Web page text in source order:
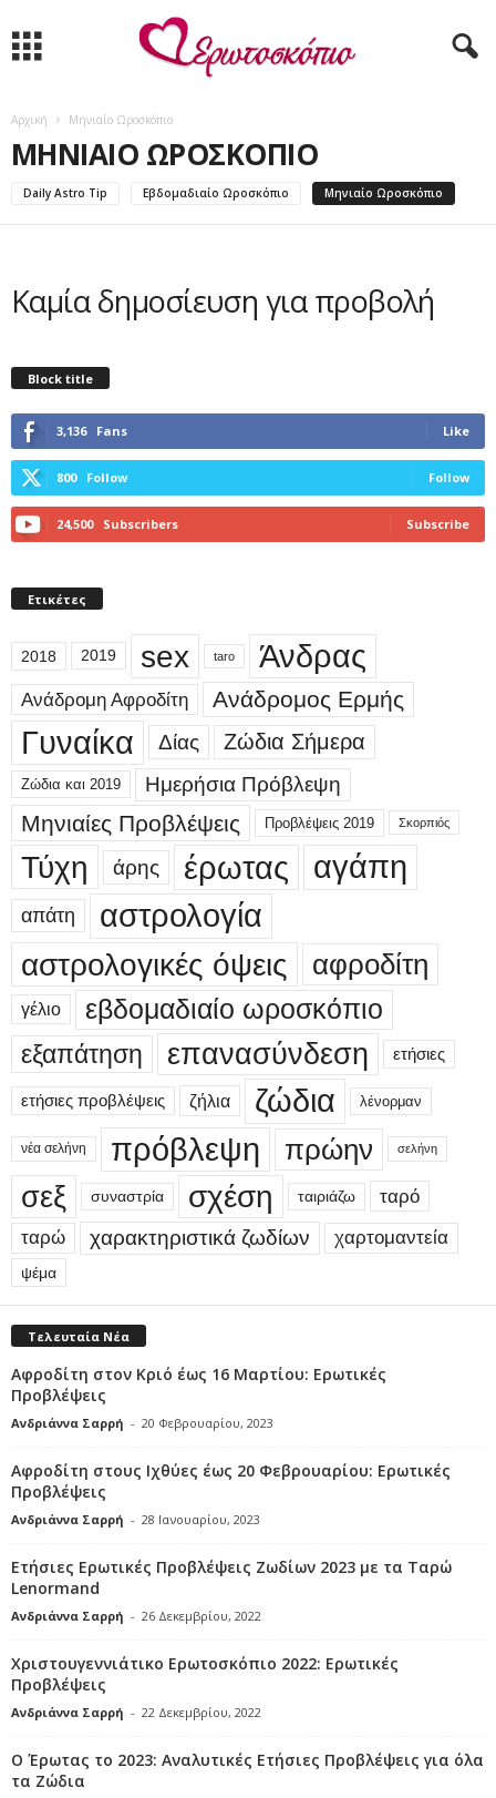
Αρχική Μηνιαίο Ωροσκόπιο
ΜΗΝΙΑΊΟ ΩΡΟΣΚΌΠΙΟ
Daily Astro Tip Εβδομαδιαίο Ωροσκόπιο Μηνιαίο Ωροσκόπιο
Καμία δημοσίευση για προβολή
Block title
3,136 Fans Like
800 Follow Follow
24,500 Subscribers Subscribe
Ετικέτες
2018 2019 sex taro Άνδρας
Ανάδρομη Αφροδίτη Ανάδρομος Ερμής
Γυναίκα Δίας Ζώδια Σήμερα
Ζώδια και 2019 Ημερήσια Πρόβλεψη
Μηνιαίες Προβλέψεις Προβλέψεις 2019 Σκορπιός
Τύχη άρης έρωτας αγάπη
απάτη
αστρολογία
αστρολογικές όψεις
αφροδίτη
γέλιο εβδομαδιαίο ωροσκόπιο
εξαπάτηση επανασύνδεση ετήσιες
ετήσιες προβλέψεις ζήλια ζώδια λένορμαν
νέα σελήνη πρόβλεψη πρώην σελήνη
σεξ συναστρία σχέση ταιριάζω ταρό
ταρώ χαρακτηριστικά ζωδίων χαρτομαντεία
ψέμα
Τελευταία Νέα
Αφροδίτη στον Κριό έως 16 Μαρτίου: Ερωτικές
Προβλέψεις
Ανδριάννα Σαρρή - 20 Φεβρουαρίου, 2023
Αφροδίτη στους Ιχθύες έως 20 Φεβρουαρίου: Ερωτικές
Προβλέψεις
Ανδριάννα Σαρρή - 28 Ιανουαρίου, 2023
Ετήσιες Ερωτικές Προβλέψεις Ζωδίων 2023 με τα Ταρώ
Lenormand
Ανδριάννα Σαρρή - 26 Δεκεμβρίου, 2022
Χριστουγεννιάτικο Ερωτοσκόπιο 2022: Ερωτικές
Προβλέψεις
Ανδριάννα Σαρρή - 22 Δεκεμβρίου, 2022
Ο Έρωτας το 2023: Αναλυτικές Ετήσιες Προβλέψεις για όλα
τα Ζώδια